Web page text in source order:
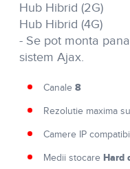
Hub Hibrid (2G)
Hub Hibrid (4G)
- Se pot monta
sistem Ajax.
Canale 8
Rezolutie maxima
Camere IP
Medii stocare Hard